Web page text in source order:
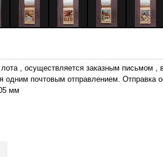
лота , осуществляется заказным письмом
одним почтовым отправлением.
мм